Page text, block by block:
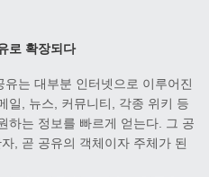
로 확장되다
는 대부분 인터넷으로 이루어진
일, 뉴스, 커뮤니티, 각종 위키 등
하는 정보를 빠르게 얻는다. 그 공
, 곧 공유의 객체이자 주체가 된